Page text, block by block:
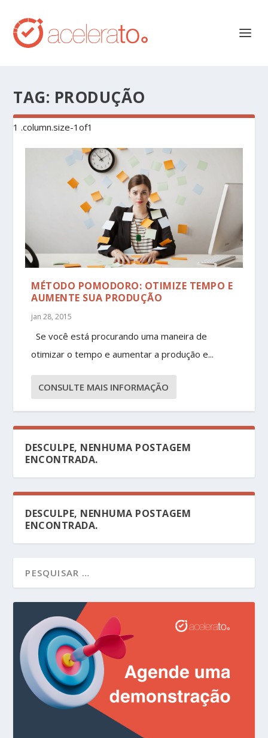
TAG: PRODUÇÃO
MÉTODO POMODORO: OTIMIZE TEMPO E
AUMENTE SUA PRODUÇÃO
jan 28, 2015
Se você está procurando uma maneira de
otimizar o tempo e aumentar a produção e...
CONSULTE MAIS INFORMAÇÃO
DESCULPE, NENHUMA POSTAGEM
ENCONTRADA.
DESCULPE, NENHUMA POSTAGEM
ENCONTRADA.